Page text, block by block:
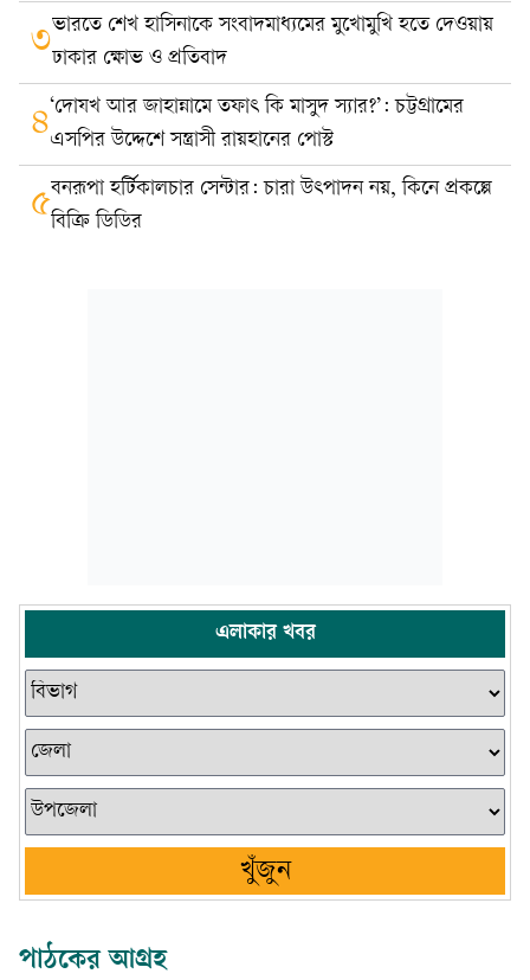
৩ভারতে শেখ হাসিনাকে সংবাদমাধ্যমের মুখোমুখি হতে দেওয়ায়
ঢাকার ক্ষোভ ও প্রতিবাদ
৪‘দোযখ আর জাহান্নামে তফাৎ কি মাসুদ স্যার?’: চট্টগ্রামের
এসপির উদ্দেশে সন্ত্রাসী রায়হানের পোস্ট
৫বনরূপা হর্টিকালচার সেন্টার: চারা উৎপাদন নয়, কিনে প্রকল্পে
বিক্রি ডিডির
এলাকার খবর
খুঁজুন
পাঠকের আগ্রহ